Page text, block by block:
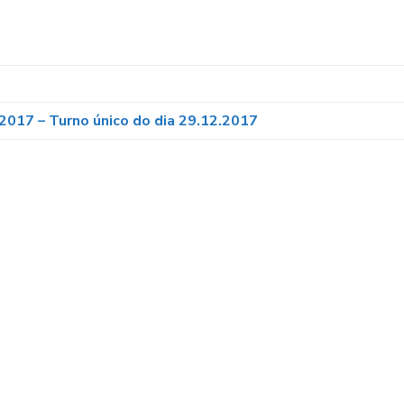
– Turno único do dia 29.12.2017